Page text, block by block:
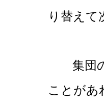
り替えて
集団の
ことがあ